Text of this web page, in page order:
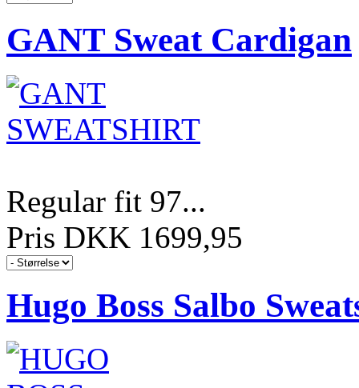
GANT Sweat Cardigan
Regular fit 97...
Pris DKK 1699,95
Hugo Boss Salbo